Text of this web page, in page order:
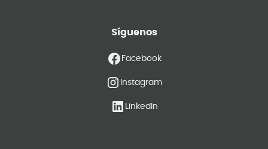
Síguenos
Facebook
Instagram
LinkedIn